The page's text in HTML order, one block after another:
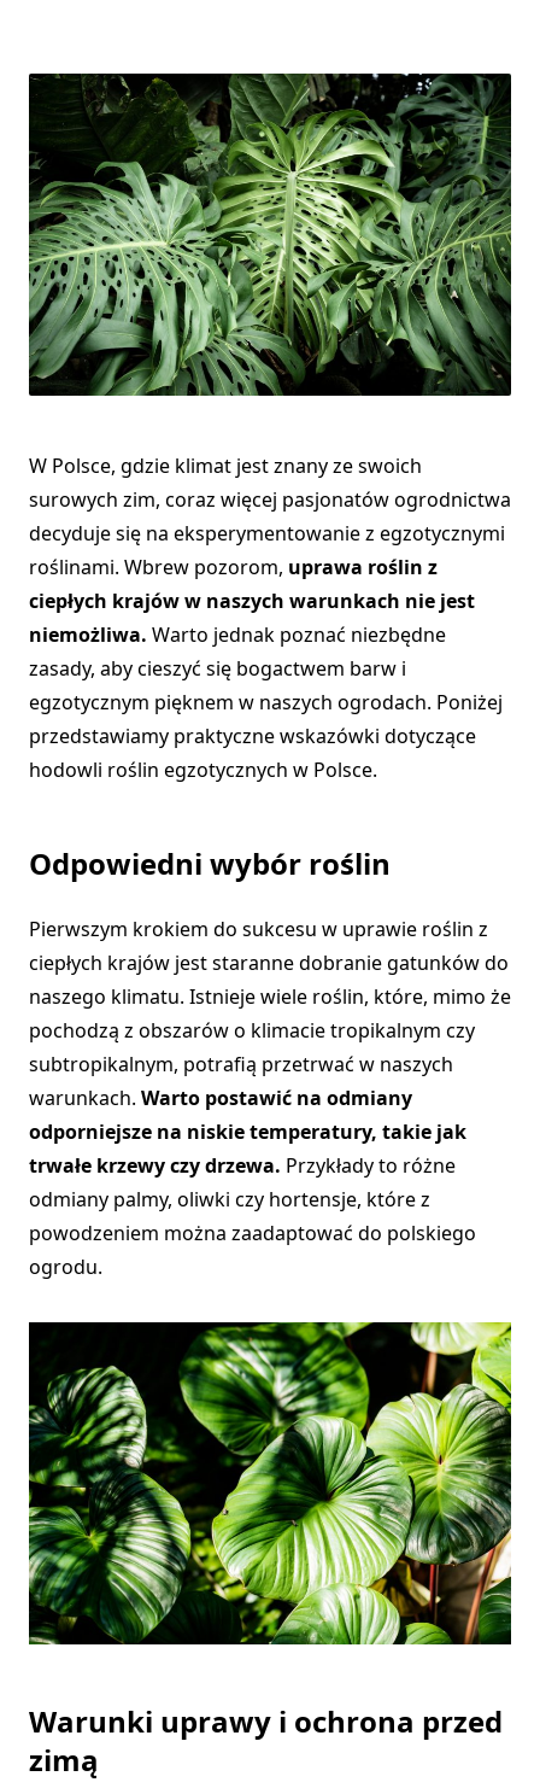
W Polsce, gdzie klimat jest znany ze swoich
surowych zim, coraz więcej pasjonatów ogrodnictwa
decyduje się na eksperymentowanie z egzotycznymi
roślinami. Wbrew pozorom, uprawa roślin z
ciepłych krajów w naszych warunkach nie jest
niemożliwa. Warto jednak poznać niezbędne
zasady, aby cieszyć się bogactwem barw i
egzotycznym pięknem w naszych ogrodach. Poniżej
przedstawiamy praktyczne wskazówki dotyczące
hodowli roślin egzotycznych w Polsce.
Odpowiedni wybór roślin
Pierwszym krokiem do sukcesu w uprawie roślin z
ciepłych krajów jest staranne dobranie gatunków do
naszego klimatu. Istnieje wiele roślin, które, mimo że
pochodzą z obszarów o klimacie tropikalnym czy
subtropikalnym, potrafią przetrwać w naszych
warunkach. Warto postawić na odmiany
odporniejsze na niskie temperatury, takie jak
trwałe krzewy czy drzewa. Przykłady to różne
odmiany palmy, oliwki czy hortensje, które z
powodzeniem można zaadaptować do polskiego
ogrodu.
Warunki uprawy i ochrona przed
zimą